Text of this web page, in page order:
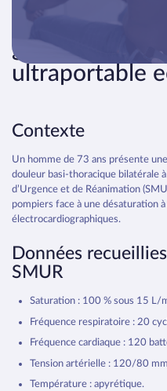
pneumothorax
grâce à
ultraportable
Contexte
Un homme de 73 ans présente
douleur basi-thoracique bilatérale
d’Urgence et de Réanimation
pompiers face à une désaturation
électrocardiographiques.
Données
SMUR
Saturation : 100 % sous 15 L/
Fréquence respiratoire : 20
Fréquence cardiaque : 120
Tension artérielle : 120/80
Température : apyrétique.